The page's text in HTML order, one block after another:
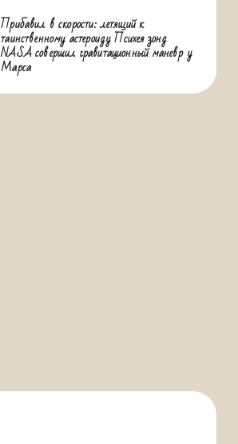
Прибавил в скорости: летящий к
таинственному астероиду Психея зонд
NASA совершил гравитационный маневр у
Марса